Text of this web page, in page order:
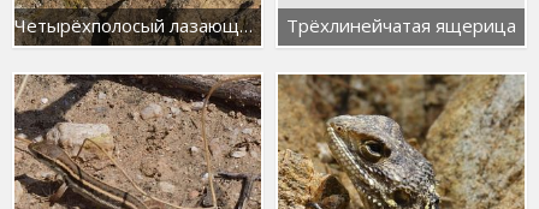
Четырёхполосый лазающий полоз Трёхлинейчатая ящерица